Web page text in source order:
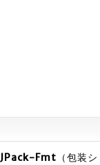
JPack-Fmt （包装シ